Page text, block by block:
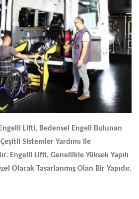
Engelli Lifti, Bedensel Engeli Bulunan
Sistemler Yardımı Ile
Engelli Lifti, Genellikle Yüksek Yapılı
Olarak Tasarlanmış Olan Bir Yapıdır.